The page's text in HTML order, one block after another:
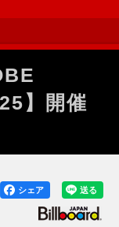
】開催
送る
シェア